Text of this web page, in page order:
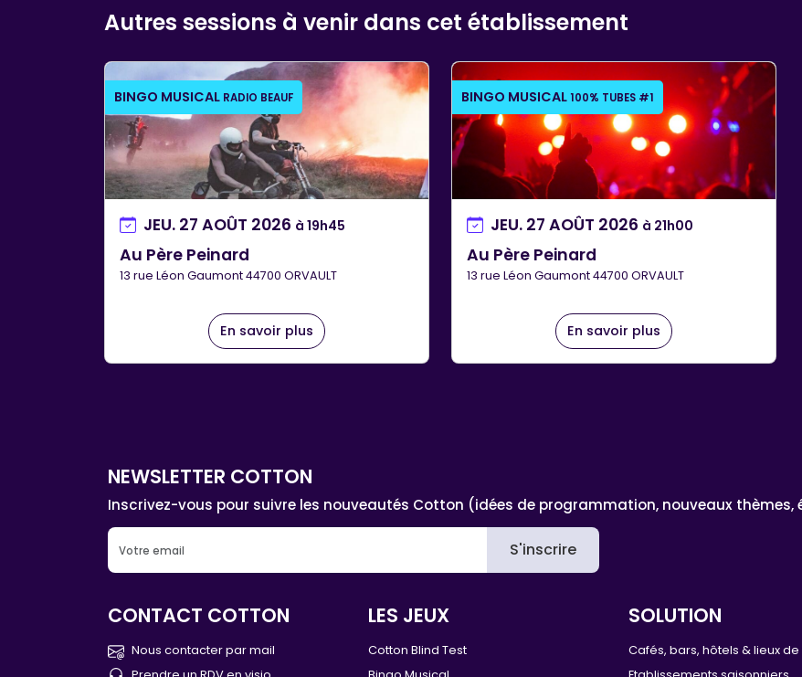
Autres sessions à venir dans cet établissement
BINGO MUSICAL RADIO BEAUF
JEU. 27 AOÛT 2026 à 19h45
Au Père Peinard
13 rue Léon Gaumont 44700 ORVAULT
En savoir plus
BINGO MUSICAL100% TUBES #1
JEU. 27 AOÛT 2026 à 21h00
Au Père Peinard
13 rue Léon Gaumont 44700 ORVAULT
En savoir plus
NEWSLETTER COTTON
Inscrivez-vous pour suivre les nouveautés Cotton (idées de programmation, nouveaux thèmes,
S'inscrire
CONTACT COTTON
Nous contacter par mail
LES JEUX
Cotton Blind Test
SOLUTION
Cafés, bars, hôtels & lieux de